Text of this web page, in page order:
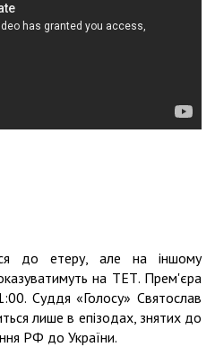
до етеру, але на іншому
на ТЕТ. Прем'єра
Суддя «Голосу» Святослав
лише в епізодах, знятих до
РФ до України.